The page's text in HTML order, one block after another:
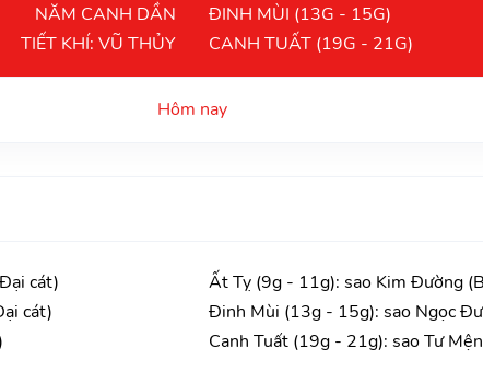
NĂM CANH DẦN
TIẾT KHÍ: VŨ THỦY
ĐINH MÙI (13G - 15G)
CANH TUẤT (19G - 21G)
Hôm nay
cát)
cát)
Ất Tỵ (9g - 11g): sao Kim Đường
Đinh Mùi (13g - 15g): sao Ngọc
Canh Tuất (19g - 21g): sao Tư